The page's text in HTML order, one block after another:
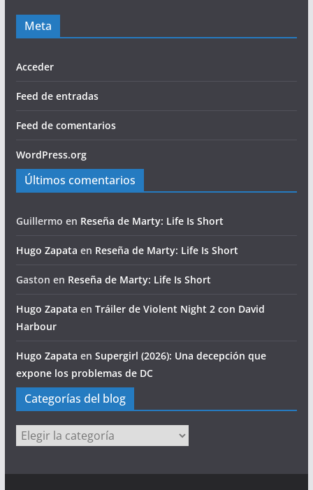
Meta
Acceder
Feed de entradas
Feed de comentarios
WordPress.org
Últimos comentarios
Guillermo en Reseña de Marty: Life Is Short
Hugo Zapata en Reseña de Marty: Life Is Short
Gaston en Reseña de Marty: Life Is Short
Hugo Zapata en Tráiler de Violent Night 2 con David
Harbour
Hugo Zapata en Supergirl (2026): Una decepción que
expone los problemas de DC
Categorías del blog
Categorías